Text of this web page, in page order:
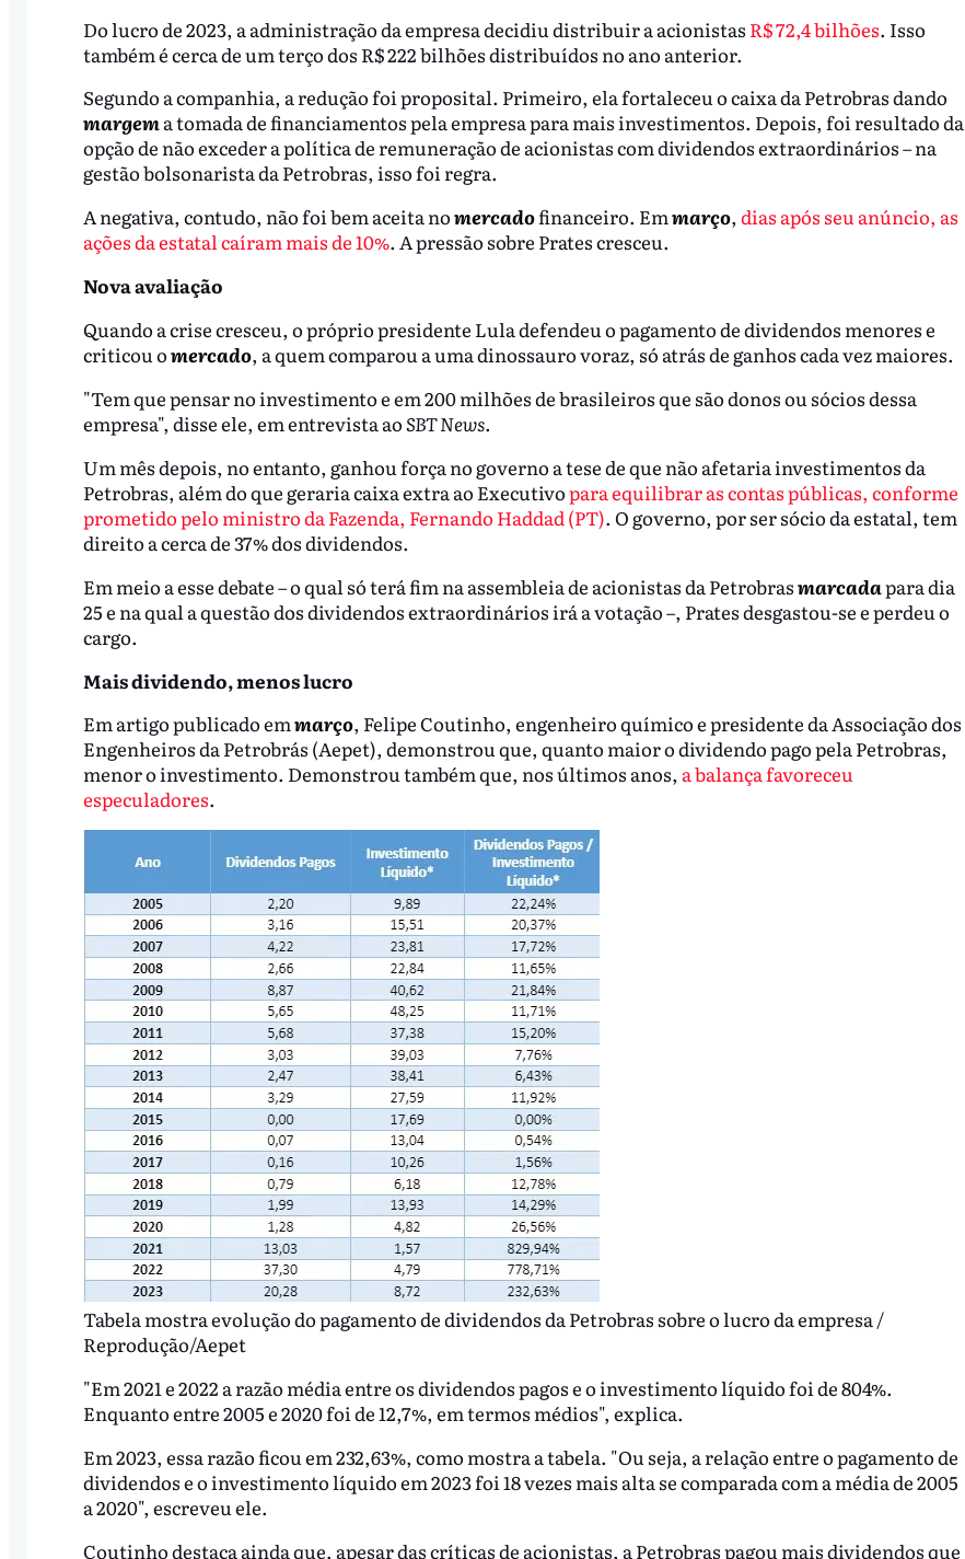
Do lucro de 2023, a administração da empresa decidiu distribuir a acionistas R$ 72,4 bilhões. Isso
também é cerca de um terço dos R$ 222 bilhões distribuídos no ano anterior.
Segundo a companhia, a redução foi proposital. Primeiro, ela fortaleceu o caixa da Petrobras dando
margema tomada de financiamentos pela empresa para mais investimentos. Depois, foi resultado da
opção de não exceder a política de remuneração de acionistas com dividendos extraordinários – na
gestão bolsonarista da Petrobras, isso foi regra.
A negativa, contudo, não foi bem aceita nomercadofinanceiro. Emmarço, dias após seu anúncio, as
ações da estatal caíram mais de 10%. A pressão sobre Prates cresceu.
Nova avaliação
Quando a crise cresceu, o próprio presidente Lula defendeu o pagamento de dividendos menores e
criticou omercado, a quem comparou a uma dinossauro voraz, só atrás de ganhos cada vez maiores.
"Tem que pensar no investimento e em 200 milhões de brasileiros que são donos ou sócios dessa
empresa", disse ele, em entrevista aoSBT News.
Um mês depois, no entanto, ganhou força no governo a tese de que não afetaria investimentos da
Petrobras, além do que geraria caixa extra ao Executivopara equilibrar as contas públicas, conforme
prometido pelo ministro da Fazenda, Fernando Haddad (PT). O governo, por ser sócio da estatal, tem
direito a cerca de 37% dos dividendos.
Em meio a esse debate – o qual só terá fim na assembleia de acionistas da Petrobrasmarcadapara dia
25 e na qual a questão dos dividendos extraordinários irá a votação –, Prates desgastou-se e perdeu o
cargo.
Mais dividendo, menos lucro
Em artigo publicado emmarço, Felipe Coutinho, engenheiro químico e presidente da Associação dos
Engenheiros da Petrobrás (Aepet), demonstrou que, quanto maior o dividendo pago pela Petrobras,
menor o investimento. Demonstrou também que, nos últimos anos, a balança favoreceu
especuladores.
Tabela mostra evolução do pagamento de dividendos da Petrobras sobre o lucro da empresa /
Reprodução/Aepet
"Em 2021 e 2022 a razão média entre os dividendos pagos e o investimento líquido foi de 804%.
Enquanto entre 2005 e 2020 foi de 12,7%, em termos médios", explica.
Em 2023, essa razão ficou em 232,63%, como mostra a tabela. "Ou seja, a relação entre o pagamento de
dividendos e o investimento líquido em 2023 foi 18 vezes mais alta se comparada com a média de 2005
a 2020", escreveu ele.
Coutinho destaca ainda que, apesar das críticas de acionistas, a Petrobras pagou mais dividendos que